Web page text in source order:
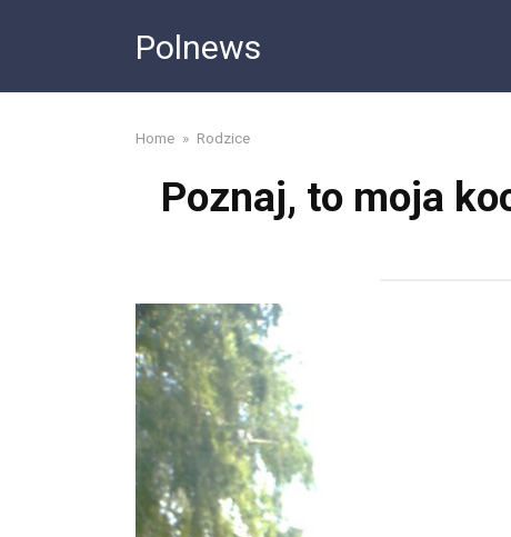
Polnews
Home » Rodzice
Poznaj, to moja